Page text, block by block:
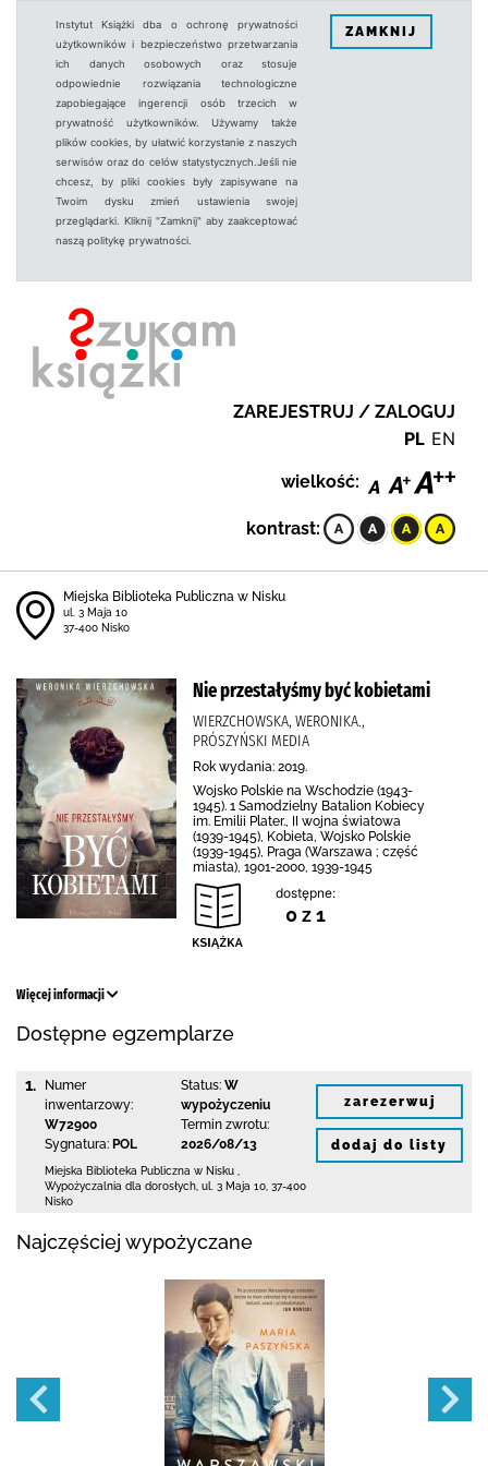
Instytut Książki dba o ochronę prywatności
użytkowników i bezpieczeństwo przetwarzania
ich danych osobowych oraz stosuje
odpowiednie rozwiązania technologiczne
zapobiegające ingerencji osób trzecich w
prywatność użytkowników. Używamy także
plików cookies, by ułatwić korzystanie z naszych
serwisów oraz do celów statystycznych.Jeśli nie
chcesz, by pliki cookies były zapisywane na
Twoim dysku zmień ustawienia swojej
przeglądarki. Kliknij "Zamknij" aby zaakceptować
naszą politykę prywatności.
ZAMKNIJ
ZAREJESTRUJ / ZALOGUJ
PL EN
wielkość:
kontrast:
Miejska Biblioteka Publiczna w Nisku
ul. 3 Maja 10
37-400 Nisko
Nie przestałyśmy być kobietami
WIERZCHOWSKA, WERONIKA.,
PRÓSZYŃSKI MEDIA
Rok wydania: 2019.
Wojsko Polskie na Wschodzie (1943-
1945). 1 Samodzielny Batalion Kobiecy
im. Emilii Plater., II wojna światowa
(1939-1945), Kobieta, Wojsko Polskie
(1939-1945), Praga (Warszawa ; część
miasta), 1901-2000, 1939-1945
dostępne:
0 z 1
Więcej informacji
Dostępne egzemplarze
1.
Numer
inwentarzowy:
W72900
Sygnatura: POL
Status: W
wypożyczeniu
Termin zwrotu:
2026/08/13
Miejska Biblioteka Publiczna w Nisku
Wypożyczalnia dla dorosłych, ul. 3 Maja 10 37-400
Nisko
zarezerwuj
dodaj do listy
Najczęściej wypożyczane